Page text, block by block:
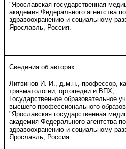
"Ярославская государственная
академия Федерального агентства по
здравоохранению и социальному
Ярославль, Россия.
Сведения об авторах:
Литвинов И. И., д.м.н., профессор,
травматологии, ортопедии и ВПХ,
Государственное образовательное
высшего профессионального
"Ярославская государственная
академия Федерального агентства по
здравоохранению и социальному
Ярославль, Россия.